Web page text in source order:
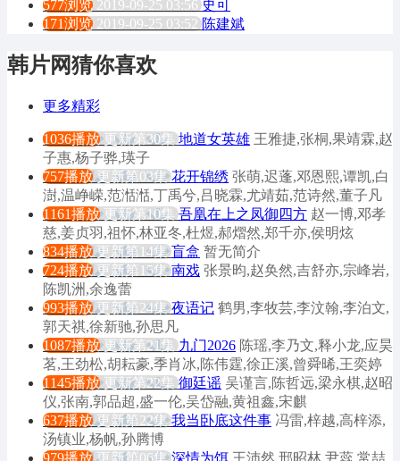
577浏览 2019-09-25 03:56 史可
171浏览 2019-09-25 03:52 陈建斌
韩片网猜你喜欢
更多精彩
1036播放 更新第30集 地道女英雄 王雅捷,张桐,果靖霖,赵
子惠,杨子骅,瑛子
757播放 更新第03集 花开锦绣 张萌,迟蓬,邓恩熙,谭凯,白
澍,温峥嵘,范湉湉,丁禹兮,吕晓霖,尤靖茹,范诗然,董子凡
1161播放 更新第10集 吾凰在上之凤御四方 赵一博,邓孝
慈,姜贞羽,祖怀,林亚冬,杜煜,郝熠然,郑千亦,侯明炫
834播放 更新第14集 盲盒 暂无简介
724播放 更新第15集 南戏 张景昀,赵奂然,吉舒亦,宗峰岩,
陈凯洲,余逸蕾
993播放 更新第24集 夜语记 鹤男,李牧芸,李汶翰,李泊文,
郭天祺,徐新驰,孙思凡
1087播放 更新第21集 九门2026 陈瑶,李乃文,释小龙,应昊
茗,王劲松,胡耘豪,季肖冰,陈伟霆,徐正溪,曾舜晞,王奕婷
1145播放 更新第22集 御廷谣 吴谨言,陈哲远,梁永棋,赵昭
仪,张南,郭品超,盛一伦,吴岱融,黄祖鑫,宋麒
637播放 更新第22集 我当卧底这件事 冯雷,梓越,高梓添,
汤镇业,杨帆,孙腾博